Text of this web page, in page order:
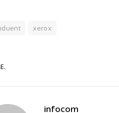
xerox
infocom